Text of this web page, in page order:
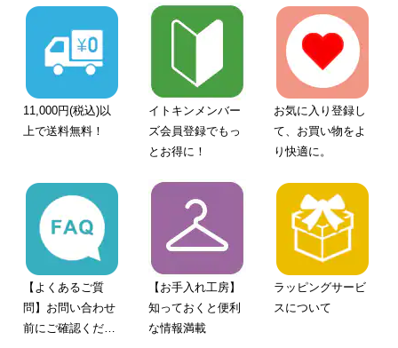
11,000円(税込)以
上で送料無料！
イトキンメンバー
ズ会員登録でもっ
とお得に！
お気に入り登録し
て、お買い物をよ
り快適に。
【よくあるご質
問】お問い合わせ
前にご確認くださ
【お手入れ工房】
知っておくと便利
な情報満載
ラッピングサービ
スについて